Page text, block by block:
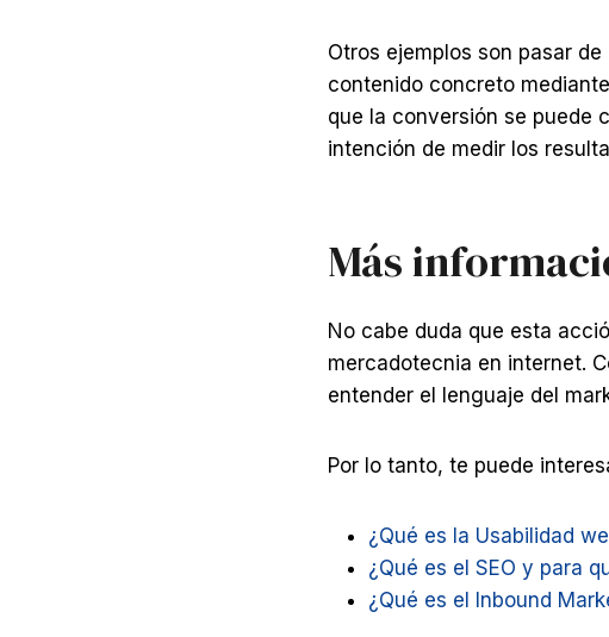
Otros ejemplos son pasar
contenido concreto
que la conversión se puede
intención de medir los
Más
No cabe duda que esta
mercadotecnia en internet.
entender el lenguaje del
Por lo tanto, te puede
¿Qué es la Usabilidad
¿Qué es el SEO y para
¿Qué es el Inbound